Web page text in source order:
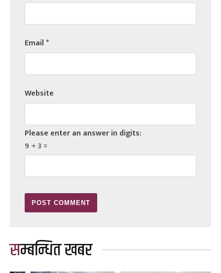
Email*
Website
Please enter an answer in digits:
9 + 3 =
सम्बन्धित खबर